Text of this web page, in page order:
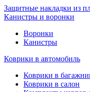
Защитные накладки из
Канистры и воронки
Воронки
Канистры
Коврики в автомобиль
Коврики в
Коврики в салон